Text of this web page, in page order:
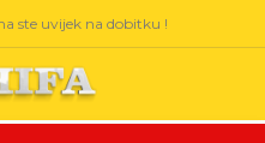
ste uvijek na dobitku !